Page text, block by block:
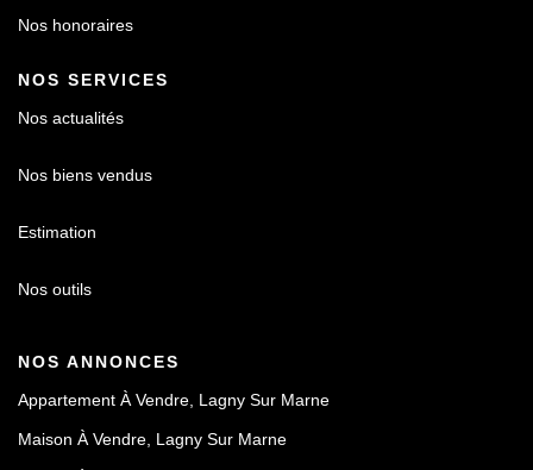
Nos honoraires
NOS SERVICES
Nos actualités
Nos biens vendus
Estimation
Nos outils
NOS ANNONCES
Appartement À Vendre, Lagny Sur Marne
Maison À Vendre, Lagny Sur Marne